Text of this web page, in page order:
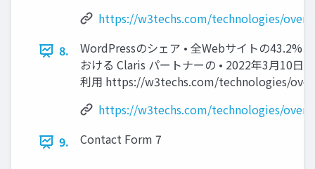
https://w3techs.com/technologies/
8.
WordPressのシェア • 全Webサイトの43.2% •
おける Claris パートナーの • 2022年3月10日
利用 https://w3techs.com/technologies/
https://w3techs.com/technologies/
9.
Contact Form 7